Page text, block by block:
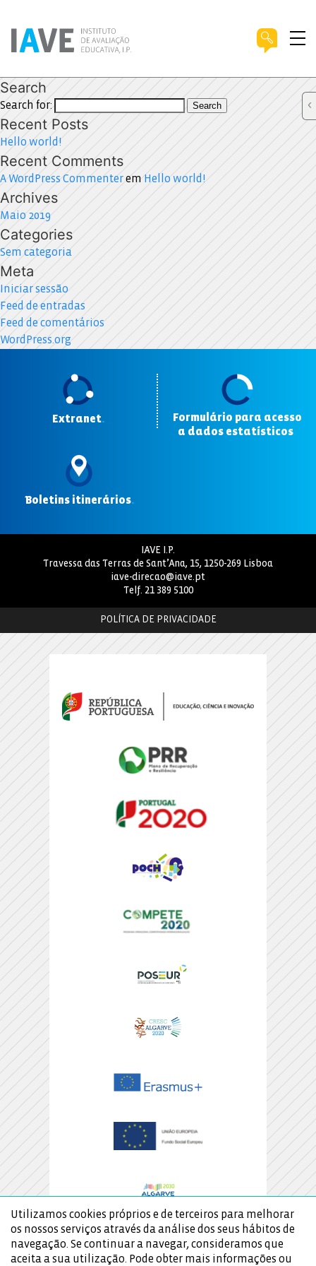
Search
Search for: Search
Recent Posts
Hello world!
Recent Comments
A WordPress Commenterem Hello world!
Archives
Maio 2019
Categories
Sem categoria
Meta
Iniciar sessão
Feed de entradas
Feed de comentários
WordPress.org
Extranet.
Formulário para acesso
a dados estatísticos
Boletins itinerários.
IAVE I.P.
Travessa das Terras de Sant’Ana, 15, 1250-269 Lisboa
iave-direcao@iave.pt
Telf. 21 389 5100
POLÍTICA DE PRIVACIDADE
Utilizamos cookies próprios e de terceiros para melhorar
os nossos serviços através da análise dos seus hábitos de
navegação. Se continuar a navegar, consideramos que
aceita a sua utilização. Pode obter mais informações ou